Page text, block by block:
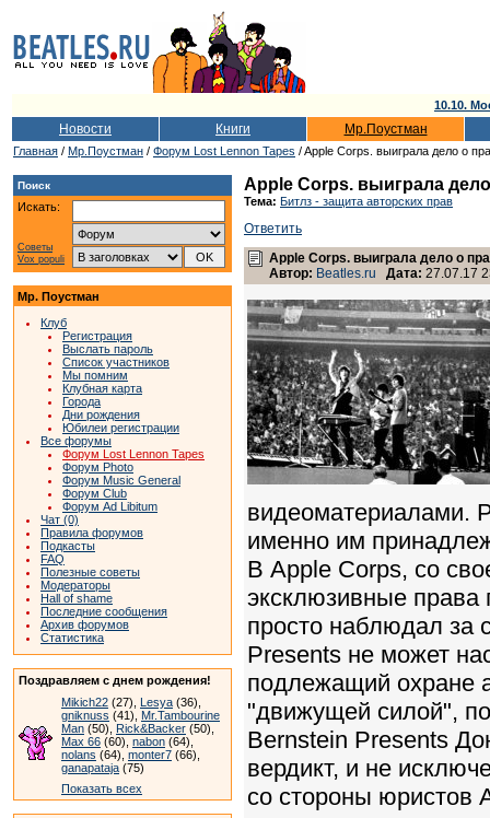
10.10.
Новости Книги Мр.Поустман
Главная / Мр.Поустман / Форум Lost Lennon Tapes / Apple Corps. выиграла дело о
Поиск
Искать:
Советы
Vox populi
Мр. Поустман
Клуб
Регистрация
Выслать пароль
Список участников
Мы помним
Клубная карта
Города
Дни рождения
Юбилеи регистрации
Все форумы
Форум Lost Lennon Tapes
Форум Photo
Форум Music General
Форум Club
Форум Ad Libitum
Чат (0)
Правила форумов
Подкасты
FAQ
Полезные советы
Модераторы
Hall of shame
Последние сообщения
Архив форумов
Статистика
Поздравляем с днем рождения!
Mikich22 (27), Lesya (36),
gniknuss (41), Mr.Tambourine
Man (50), Rick&Backer (50),
Max 66 (60), nabon (64),
nolans (64), monter7 (66),
ganapataja (75)
Показать всех
Apple Corps. выиграла
Тема: Битлз - защита авторских прав
Ответить
Apple Corps. выиграла дело о
Автор: Beatles.ru Дата: 27.07.17
видеоматериалами.
именно им
В Apple Corps, со
эксклюзивные
просто наблюдал за
Presents не может
подлежащий охране
"движущей силой",
Bernstein Presents
вердикт, и не
со стороны юристов